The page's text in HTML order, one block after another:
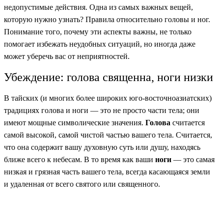
недопустимые действия. Одна из самых важных вещей,
которую нужно узнать? Правила относительно головы и ног.
Понимание того, почему эти аспекты важны, не только
помогает избежать неудобных ситуаций, но иногда даже
может уберечь вас от неприятностей.
Убеждение: голова священна, ноги низки
В тайских (и многих более широких юго-восточноазиатских)
традициях голова и ноги — это не просто части тела; они
имеют мощные символические значения. Голова считается
самой высокой, самой чистой частью вашего тела. Считается,
что она содержит вашу духовную суть или душу, находясь
ближе всего к небесам. В то время как ваши ноги — это самая
низкая и грязная часть вашего тела, всегда касающаяся земли
и удаленная от всего святого или священного.